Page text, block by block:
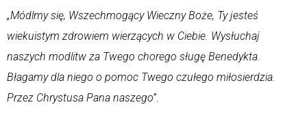
„Módlmy się, Wszechmogący Wieczny Boże, Ty jesteś
wiekuistym zdrowiem wierzących w Ciebie. Wysłuchaj
naszych modlitw za Twego chorego sługę Benedykta.
Błagamy dla niego o pomoc Twego czułego miłosierdzia.
Przez Chrystusa Pana naszego”.